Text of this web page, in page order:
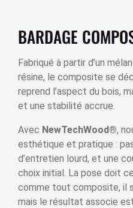
BARDAGE
Fabriqué à partir d’un
résine, le composite se
reprend l’aspect du bois,
et une stabilité accrue.
Avec NewTechWood®,
esthétique et pratique :
d’entretien lourd, et une
choix initial. La pose doit
comme tout composite, il
mais le résultat associe